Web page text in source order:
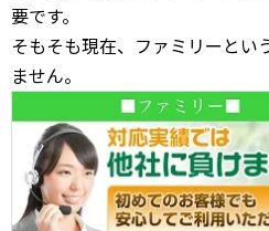
要です。
そもそも現在、ファミリーとい
ません。